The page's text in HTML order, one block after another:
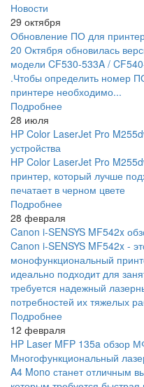
Новости
29 октября
Обновление ПО для
20 Октября обновилась
модели CF530-533A /
.Чтобы определить номер
принтере необходимо...
Подробнее
28 июля
HP Color LaserJet Pro
устройства
HP Color LaserJet Pro
принтер, который лучше
печатает в черном цвете
Подробнее
28 февраля
Canon i-SENSYS MF542x
Canon i-SENSYS MF542x -
монофункциональный
идеально подходит для
требуется надежный
потребностей их тяжелых
Подробнее
12 февраля
HP Laser MFP 135a обзор
Многофункциональный
A4 Mono станет отличным